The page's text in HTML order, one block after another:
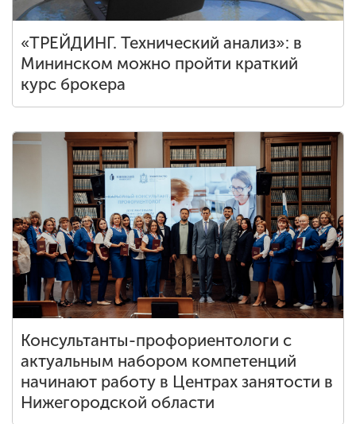
«ТРЕЙДИНГ. Технический анализ»: в
Мининском можно пройти краткий
курс брокера
Консультанты-профориентологи с
актуальным набором компетенций
начинают работу в Центрах занятости в
Нижегородской области